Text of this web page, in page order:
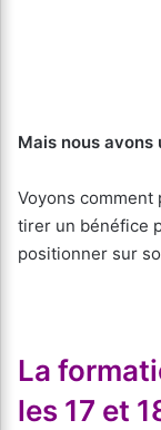
Mais nous avons
Voyons comment
tirer un bénéfice
positionner sur
La
les 17 et